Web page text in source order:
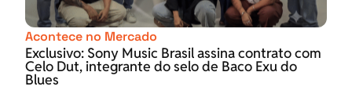
Acontece no Mercado
Exclusivo: Sony Music Brasil assina contrato com
Celo Dut, integrante do selo de Baco Exu do
Blues